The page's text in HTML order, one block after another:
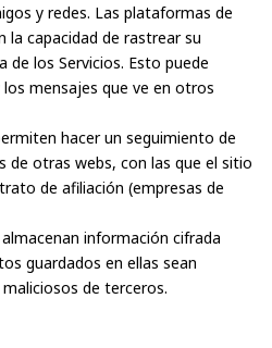
y redes. Las plataformas de
la capacidad de rastrear su
de los Servicios. Esto puede
mensajes que ve en otros
hacer un seguimiento de
de otras webs, con las que el sitio
de afiliación (empresas de
almacenan información cifrada
guardados en ellas sean
de terceros.